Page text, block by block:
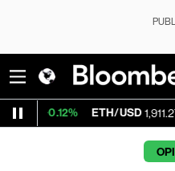
ETH/USD 1,911.275 -0.23%